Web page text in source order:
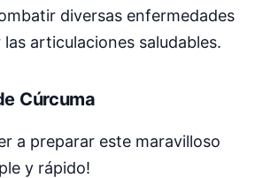
diversas enfermedades
articulaciones saludables.
Cúrcuma
a preparar este maravilloso
y rápido!